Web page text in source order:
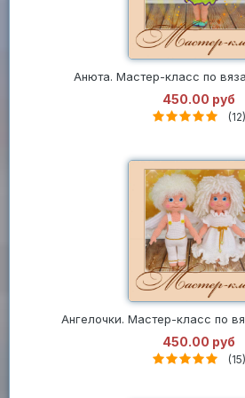
Анюта. Мастер-класс по
450.00 руб
(12)
Ангелочки. Мастер-класс по
450.00 руб
(15)